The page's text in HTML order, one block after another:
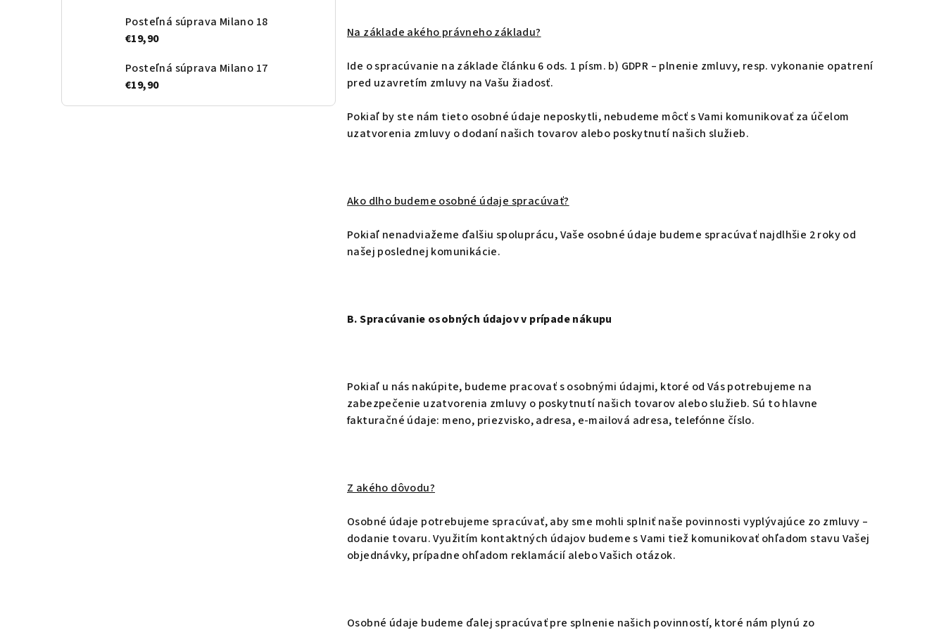
Posteľná súprava Milano 18
€19,90
Posteľná súprava Milano 17
€19,90
Na základe akého právneho základu?
Ide o spracúvanie na základe článku 6 ods. 1 písm. b) GDPR – plnenie zmluvy, resp. vykonanie opatrení
pred uzavretím zmluvy na Vašu žiadosť.
Pokiaľ by ste nám tieto osobné údaje neposkytli, nebudeme môcť s Vami komunikovať za účelom
uzatvorenia zmluvy o dodaní našich tovarov alebo poskytnutí našich služieb.
Ako dlho budeme osobné údaje spracúvať?
Pokiaľ nenadviažeme ďalšiu spoluprácu, Vaše osobné údaje budeme spracúvať najdlhšie 2 roky od
našej poslednej komunikácie.
B. Spracúvanie osobných údajov v prípade nákupu
Pokiaľ u nás nakúpite, budeme pracovať s osobnými údajmi, ktoré od Vás potrebujeme na
zabezpečenie uzatvorenia zmluvy o poskytnutí našich tovarov alebo služieb. Sú to hlavne
fakturačné údaje: meno, priezvisko, adresa, e-mailová adresa, telefónne číslo.
Z akého dôvodu?
Osobné údaje potrebujeme spracúvať, aby sme mohli splniť naše povinnosti vyplývajúce zo zmluvy –
dodanie tovaru. Využitím kontaktných údajov budeme s Vami tiež komunikovať ohľadom stavu Vašej
objednávky, prípadne ohľadom reklamácií alebo Vašich otázok.
Osobné údaje budeme ďalej spracúvať pre splnenie našich povinností, ktoré nám plynú zo